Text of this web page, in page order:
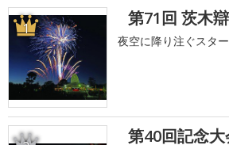
1 第71回 茨木
夜空に降り注ぐスタ
第40回記念